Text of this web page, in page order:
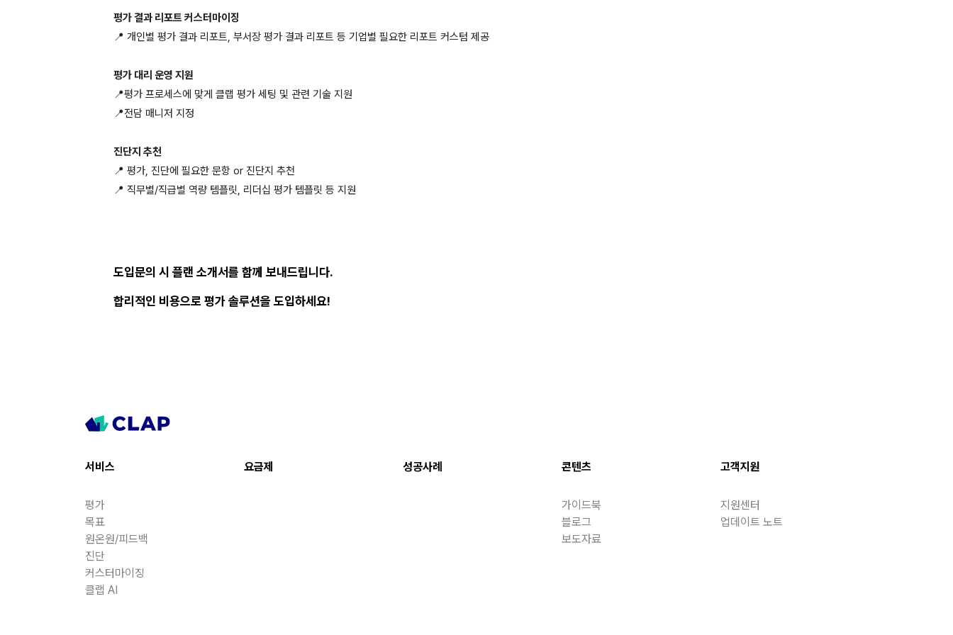
평가 결과 리포트 커스터마이징
📍 개인별 평가 결과 리포트, 부서장 평가 결과 리포트 등 기업별 필요한 리포트 커스텀 제공
평가 대리 운영 지원
📍평가 프로세스에 맞게 클랩 평가 세팅 및 관련 기술 지원
📍전담 매니저 지정
진단지 추천
📍 평가, 진단에 필요한 문항 or 진단지 추천
📍 직무별/직급별 역량 템플릿, 리더십 평가 템플릿 등 지원
도입문의 시 플랜 소개서를 함께 보내드립니다.
합리적인 비용으로 평가 솔루션을 도입하세요!
서비스
평가
목표
원온원/피드백
진단
커스터마이징
클랩 AI
요금제 성공사례 콘텐츠
가이드북
블로그
보도자료
고객지원
지원센터
업데이트 노트